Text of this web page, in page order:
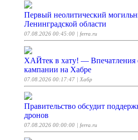
Первый неолитический
Ленинградской области
07.08.2026 00:45:00 | ferra.ru
ХАЙтек в хату! — Впечатления
кампании на Хабре
07.08.2026 00:17:47 | Хабр
Правительство обсудит
дронов
07.08.2026 00:00:00 | ferra.ru